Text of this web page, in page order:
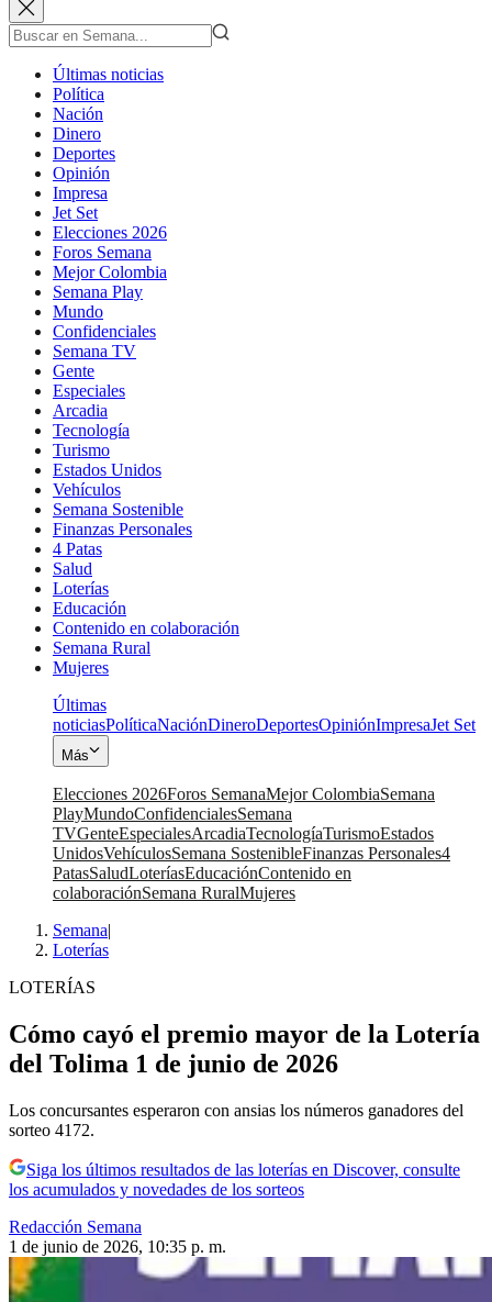
Últimas noticias
Política
Nación
Dinero
Deportes
Opinión
Impresa
Jet Set
Elecciones 2026
Foros Semana
Mejor Colombia
Semana Play
Mundo
Confidenciales
Semana TV
Gente
Especiales
Arcadia
Tecnología
Turismo
Estados Unidos
Vehículos
Semana Sostenible
Finanzas Personales
4 Patas
Salud
Loterías
Educación
Contenido en colaboración
Semana Rural
Mujeres
Últimas
noticiasPolíticaNaciónDineroDeportesOpiniónImpresaJet Set
Más
Elecciones 2026Foros SemanaMejor ColombiaSemana
PlayMundoConfidencialesSemana
TVGenteEspecialesArcadiaTecnologíaTurismoEstados
UnidosVehículosSemana SostenibleFinanzas Personales4
PatasSaludLoteríasEducaciónContenido en
colaboraciónSemana RuralMujeres
Semana|
Loterías
LOTERÍAS
Cómo cayó el premio mayor de la Lotería
del Tolima 1 de junio de 2026
Los concursantes esperaron con ansias los números ganadores del
sorteo 4172.
Siga los últimos resultados de las loterías en Discover, consulte
los acumulados y novedades de los sorteos
Redacción Semana
1 de junio de 2026, 10:35 p. m.